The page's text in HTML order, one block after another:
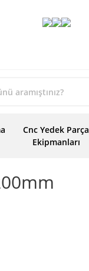
Cnc Yedek Parça
Ekipmanları